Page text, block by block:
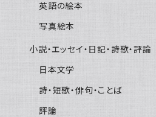
英語の絵本
写真絵本
小説・エッセイ・日記・詩歌・評論
日本文学
詩・短歌・俳句・ことば
評論